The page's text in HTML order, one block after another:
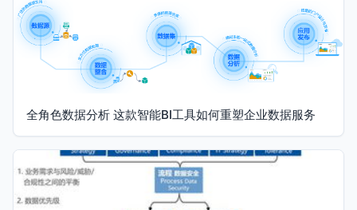
全角色数据分析 这款智能BI工具如何重塑企业数据服务